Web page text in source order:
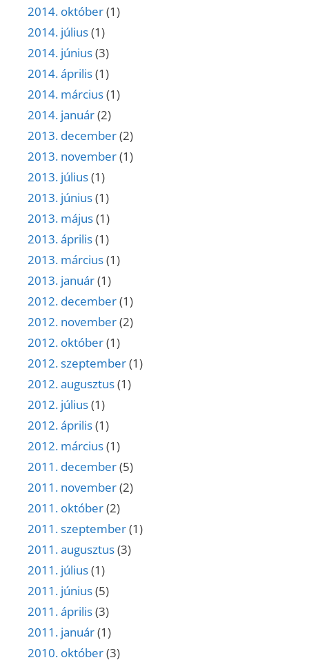
2014. október(1)
2014. július(1)
2014. június(3)
2014. április(1)
2014. március(1)
2014. január(2)
2013. december(2)
2013. november(1)
2013. július(1)
2013. június(1)
2013. május(1)
2013. április(1)
2013. március(1)
2013. január(1)
2012. december(1)
2012. november(2)
2012. október(1)
2012. szeptember(1)
2012. augusztus(1)
2012. július(1)
2012. április(1)
2012. március(1)
2011. december(5)
2011. november(2)
2011. október(2)
2011. szeptember(1)
2011. augusztus(3)
2011. július(1)
2011. június(5)
2011. április(3)
2011. január(1)
2010. október(3)